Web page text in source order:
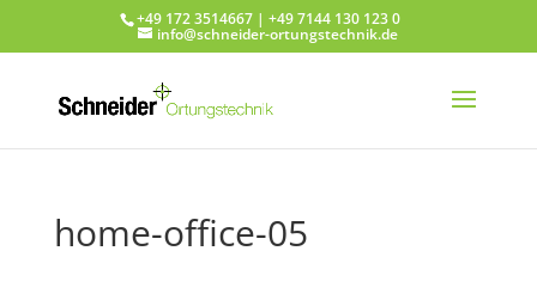
+49 172 3514667 | +49 7144 130 123 0
info@schneider-ortungstechnik.de
home-office-05